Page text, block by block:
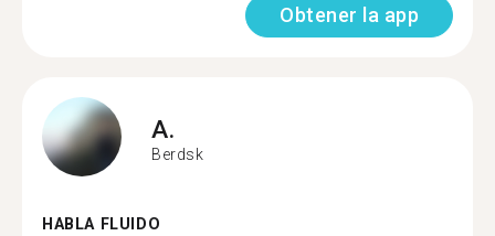
Obtener la app
A.
Berdsk
HABLA FLUIDO